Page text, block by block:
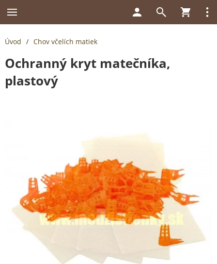
Úvod / Chov včelích matiek
Ochranný kryt matečníka,
plastový